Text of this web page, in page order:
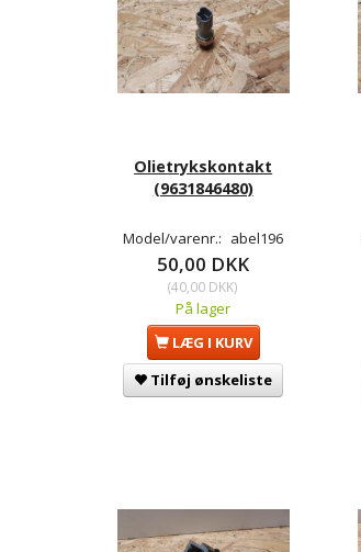
Olietrykskontakt
(9631846480)
Model/varenr.: abel196
50,00 DKK
(40,00 DKK)
På lager
LÆG I KURV
Tilføj ønskeliste